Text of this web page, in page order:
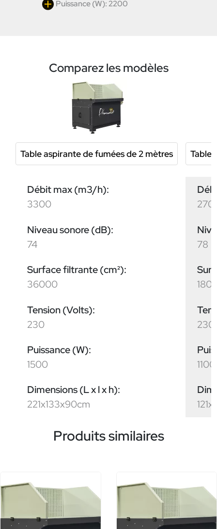
Puissance (W): 2200
Comparez les modèles
Table aspirante de fumées de 2 mètres
Débit max (m3/h):
3300
Niveau sonore (dB):
74
Surface filtrante (cm²):
36000
Tension (Volts):
230
Puissance (W):
1500
Dimensions (L x l x h):
221x133x90cm
Table
78
230
1100
Produits similaires